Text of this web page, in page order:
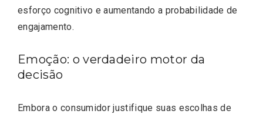
esforço cognitivo e aumentando a probabilidade de
engajamento.
Emoção: o verdadeiro motor da
decisão
Embora o consumidor justifique suas escolhas de